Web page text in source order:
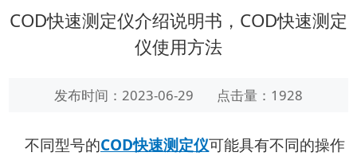
COD快速测定仪介绍说明书，COD快速测定
仪使用方法
发布时间：2023-06-29 点击量：1928
不同型号的COD快速测定仪可能具有不同的操作